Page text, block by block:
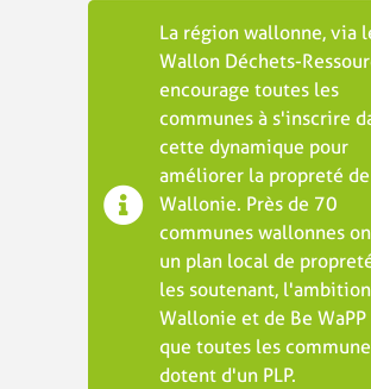
La région wallonne, via
Wallon Déchets-
encourage toutes les
communes à s'inscrire
cette dynamique pour
améliorer la propreté
Wallonie. Près de 70
communes wallonnes
un plan local de
les soutenant,
Wallonie et de Be WaPP
que toutes les
dotent d'un PLP.